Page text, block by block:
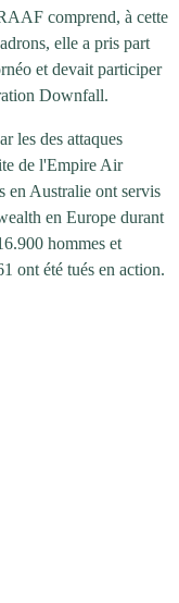
comprend, à cette
elle a pris part
et devait participer
Downfall.
les des attaques
de l'Empire Air
en Australie ont servis
en Europe durant
hommes et
ont été tués en action.